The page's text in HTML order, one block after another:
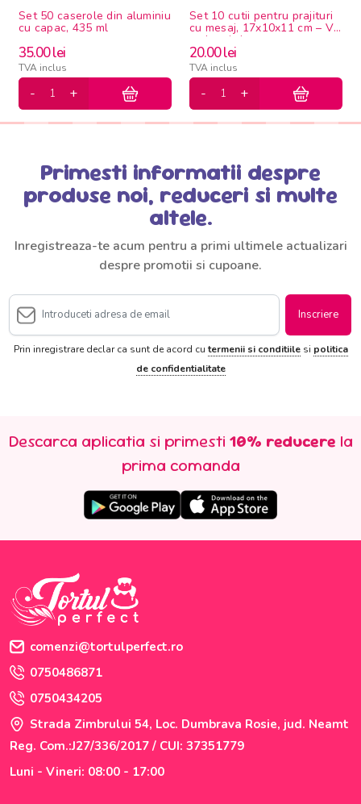
Set 50 caserole din aluminiu
cu capac, 435 ml
35.00lei
TVA inclus
Set 10 cutii pentru prajituri
cu mesaj, 17x10x11 cm – Va
multumim!
20.00lei
TVA inclus
Primesti informatii despre
produse noi, reduceri si multe
altele.
Inregistreaza-te acum pentru a primi ultimele actualizari
despre promotii si cupoane.
Inscriere
Prin inregistrare declar ca sunt de acord cutermenii si conditiilesi politica
de confidentialitate
Descarca aplicatia si primesti 10% reducere la
prima comanda
comenzi@tortulperfect.ro
0750486871
0750434205
Strada Zimbrului 54, Loc. Dumbrava Rosie, jud. Neamt
Reg. Com.:J27/336/2017 / CUI: 37351779
Luni - Vineri: 08:00 - 17:00